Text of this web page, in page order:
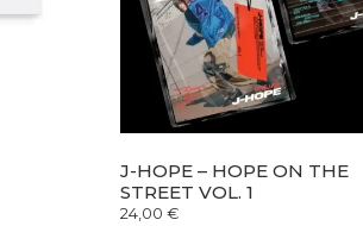
J-HOPE – HOPE ON THE
STREET VOL. 1
24,00€